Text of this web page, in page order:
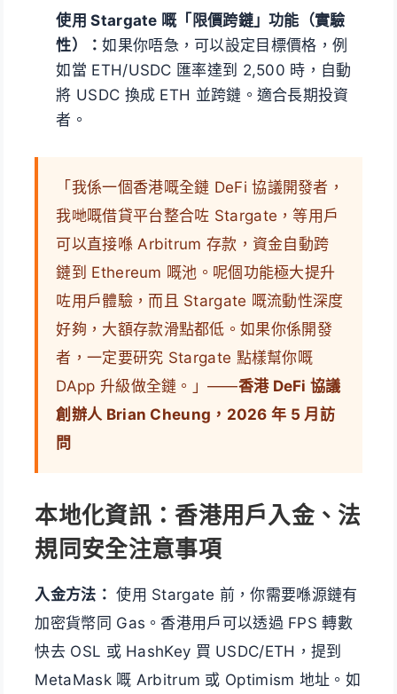
使用 Stargate 嘅「限價跨鏈」功能（實驗
性）：如果你唔急，可以設定目標價格，例
如當 ETH/USDC 匯率達到 2,500 時，自動
將 USDC 換成 ETH 並跨鏈。適合長期投資
者。
「我係一個香港嘅全鏈 DeFi 協議開發者，
我哋嘅借貸平台整合咗 Stargate，等用戶
可以直接喺 Arbitrum 存款，資金自動跨
鏈到 Ethereum 嘅池。呢個功能極大提升
咗用戶體驗，而且 Stargate 嘅流動性深度
好夠，大額存款滑點都低。如果你係開發
者，一定要研究 Stargate 點樣幫你嘅
DApp 升級做全鏈。」——香港 DeFi 協議
創辦人 Brian Cheung，2026 年 5 月訪
問
本地化資訊：香港用戶入金、法
規同安全注意事項
入金方法： 使用 Stargate 前，你需要喺源鏈有
加密貨幣同 Gas。香港用戶可以透過 FPS 轉數
快去 OSL 或 HashKey 買 USDC/ETH，提到
MetaMask 嘅 Arbitrum 或 Optimism 地址。如